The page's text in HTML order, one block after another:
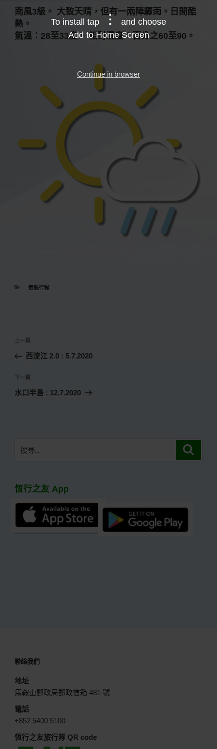
南風3級。 大致天晴，但有一兩陣驟雨。日間酷
熱。
氣溫：28至33度。 相對濕度：百分之60至90。
分
每週行程
文
導
覽
上
一
文
章
上一篇
西流江 2.0 : 5.7.2020
下
一
下一篇
水口半島 : 12.7.2020
尋
字:
恆行之友 App
聯絡我們
地址
馬鞍山郵政局郵政信箱 481 號
電話
+852 5400 5100
恆行之友旅行隊 QR code
To install tap
and choose
Add to Home Screen
Continue in browser